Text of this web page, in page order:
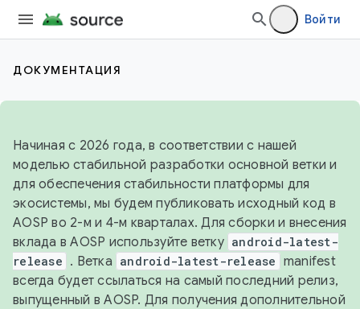
Войти
ДОКУМЕНТАЦИЯ
Начиная с 2026 года, в соответствии с нашей
моделью стабильной разработки основной ветки и
для обеспечения стабильности платформы для
экосистемы, мы будем публиковать исходный код в
AOSP во 2-м и 4-м кварталах. Для сборки и внесения
вклада в AOSP используйте ветку android-latest-
release . Ветка android-latest-release manifest
всегда будет ссылаться на самый последний релиз,
выпущенный в AOSP. Для получения дополнительной